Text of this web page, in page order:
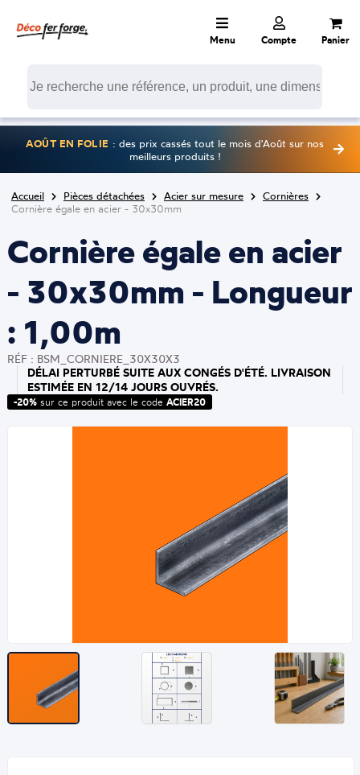
Menu Compte Panier
AOÛT EN FOLIE : des prix cassés tout le mois d'Août sur nos
meilleurs produits !
Accueil Pièces détachées Acier sur mesure
Cornières
Cornière égale en acier - 30x30mm
Cornière égale en acier
- 30x30mm - Longueur
: 1,00m
RÉF : BSM_CORNIERE_30X30X3
DÉLAI PERTURBÉ SUITE AUX CONGÉS D'ÉTÉ. LIVRAISON
ESTIMÉE EN 12/14 JOURS OUVRÉS.
-20%sur ce produit avec le code ACIER20